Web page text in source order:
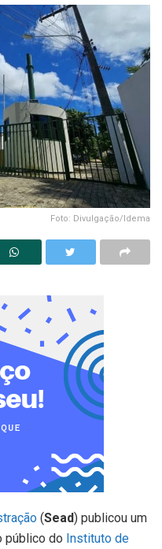
Foto: Divulgação/Idema
(Sead) publicou um
público do Instituto de